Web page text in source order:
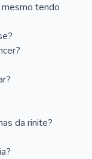
tendo
da rinite?